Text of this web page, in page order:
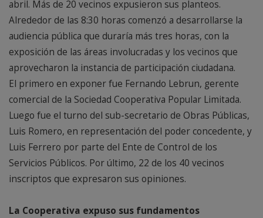
abril. Más de 20 vecinos expusieron sus planteos.
Alrededor de las 8:30 horas comenzó a desarrollarse la
audiencia pública que duraría más tres horas, con la
exposición de las áreas involucradas y los vecinos que
aprovecharon la instancia de participación ciudadana.
El primero en exponer fue Fernando Lebrun, gerente
comercial de la Sociedad Cooperativa Popular Limitada.
Luego fue el turno del sub-secretario de Obras Públicas,
Luis Romero, en representación del poder concedente, y
Luis Ferrero por parte del Ente de Control de los
Servicios Públicos. Por último, 22 de los 40 vecinos
inscriptos que expresaron sus opiniones.
La Cooperativa expuso sus fundamentos